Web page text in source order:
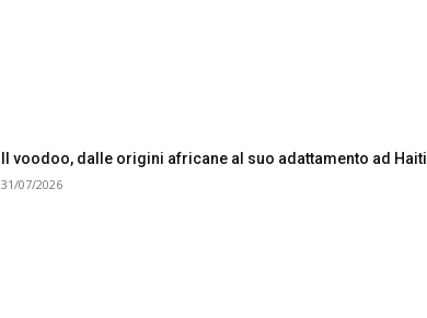
Il voodoo, dalle origini africane al suo adattamento ad Haiti
31/07/2026